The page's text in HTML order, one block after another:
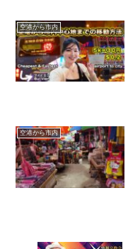
空港から市内
空港から市内